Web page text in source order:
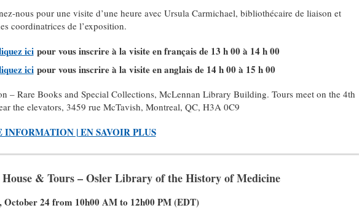
nous pour une visite d’une heure avec Ursula Carmichael, bibliothécaire de liaison et
coordinatrices de l’exposition.
icipour vous inscrire à la visite en français de 13 h 00 à 14 h 00
icipour vous inscrire à la visite en anglais de 14 h 00 à 15 h 00
– Rare Books and Special Collections, McLennan Library Building. Tours meet on the 4th
the elevators, 3459 rue McTavish, Montreal, QC, H3A 0C9
INFORMATION | EN SAVOIR PLUS
House & Tours – Osler Library of the History of Medicine
October 24 from 10h00 AM to 12h00 PM (EDT)